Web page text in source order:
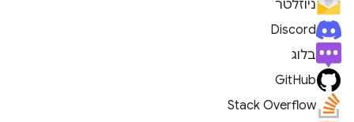
ניוזלטר
Discord
בלוג
GitHub
Stack Overflow